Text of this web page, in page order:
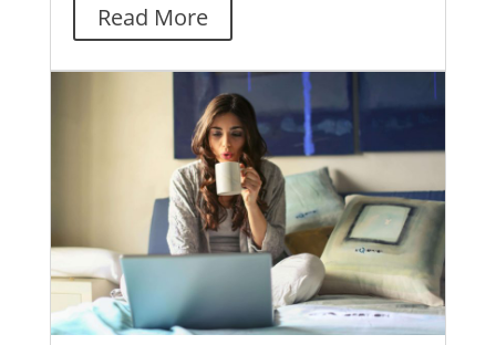
Read More